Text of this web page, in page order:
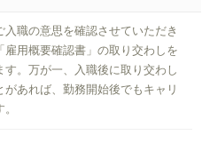
職の意思を確認させていただき
用概要確認書」の取り交わしを
。万が一、入職後に取り交わし
あれば、勤務開始後でもキャリ